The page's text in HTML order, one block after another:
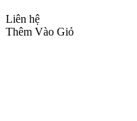
Liên hệ
Thêm Vào Giỏ